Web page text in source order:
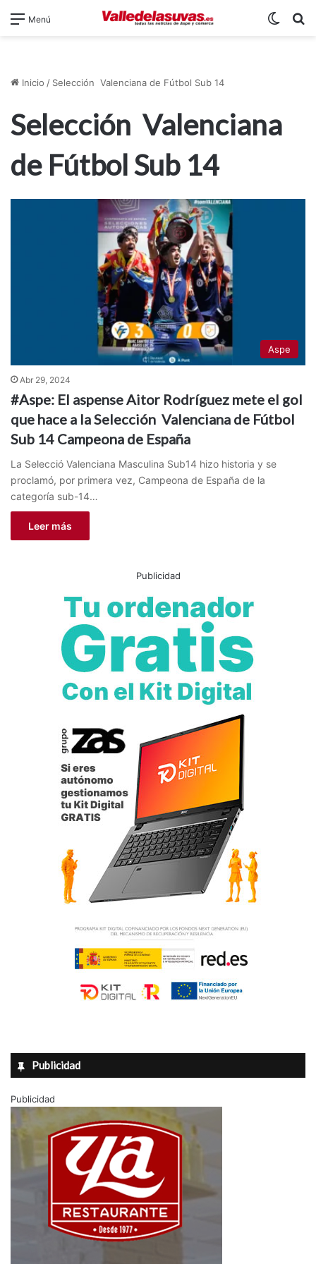
Menú
Inicio / Selección Valenciana de Fútbol Sub 14
Selección Valenciana
de Fútbol Sub 14
Aspe
Abr 29, 2024
#Aspe: El aspense Aitor Rodríguez mete el gol
que hace a la Selección Valenciana de Fútbol
Sub 14 Campeona de España
La Selecció Valenciana Masculina Sub14 hizo historia y se
proclamó, por primera vez, Campeona de España de la
categoría sub-14…
Leer más
Publicidad
Publicidad
Publicidad